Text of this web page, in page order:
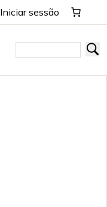
Iniciar sessão